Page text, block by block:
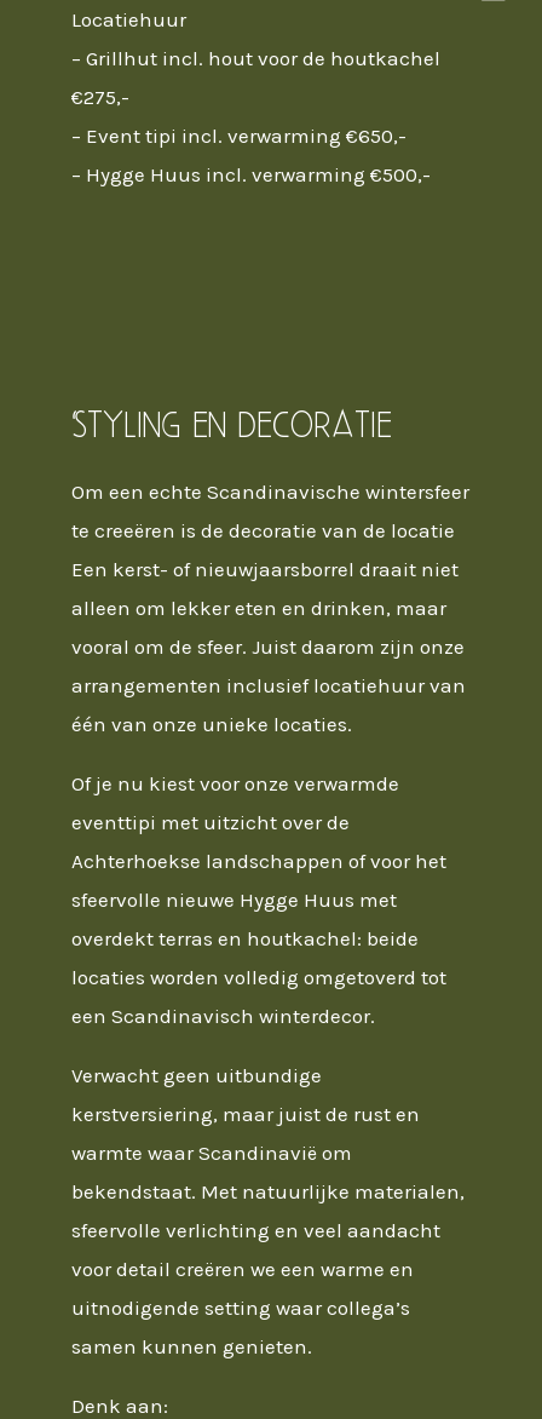
Locatiehuur
– Grillhut incl. hout voor de houtkachel
€275,-
– Event tipi incl. verwarming €650,-
– Hygge Huus incl. verwarming €500,-
Styling en decoratie
Om een echte Scandinavische wintersfeer
te creeëren is de decoratie van de locatie
Een kerst- of nieuwjaarsborrel draait niet
alleen om lekker eten en drinken, maar
vooral om de sfeer. Juist daarom zijn onze
arrangementen inclusief locatiehuur van
één van onze unieke locaties.
Of je nu kiest voor onze verwarmde
eventtipi met uitzicht over de
Achterhoekse landschappen of voor het
sfeervolle nieuwe Hygge Huus met
overdekt terras en houtkachel: beide
locaties worden volledig omgetoverd tot
een Scandinavisch winterdecor.
Verwacht geen uitbundige
kerstversiering, maar juist de rust en
warmte waar Scandinavië om
bekendstaat. Met natuurlijke materialen,
sfeervolle verlichting en veel aandacht
voor detail creëren we een warme en
uitnodigende setting waar collega’s
samen kunnen genieten.
Denk aan: